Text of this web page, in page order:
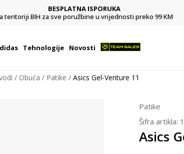
BESPLATNA ISPORUKA
teritoriji BIH za sve poružbine u vrijednosti preko 99 KM
Tehnologije Novosti
Obuća Patike Asics Gel-Venture 11
Patike
Šifra artikla:
Asics